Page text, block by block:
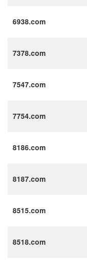
6938.com
7378.com
7547.com
7754.com
8186.com
8187.com
8515.com
8518.com